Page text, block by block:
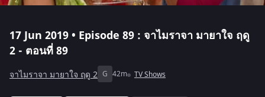
17 Jun 2019 • Episode 89 : จาไมราจา มายาใจ ฤดู
2 - ตอนที่ 89
จาไมราจา มายาใจ ฤดู 2 G 42m TV Shows